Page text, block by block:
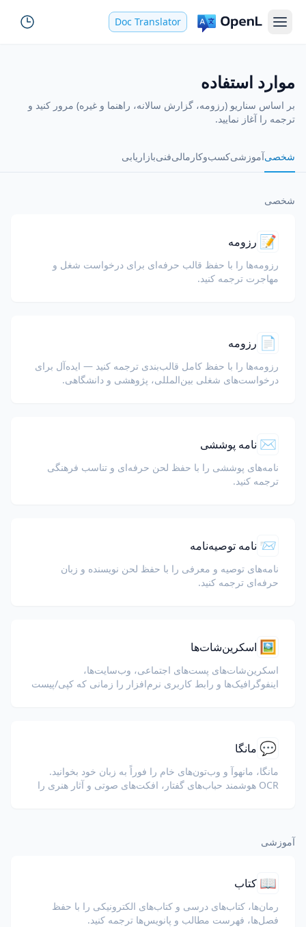
Doc Translator
موارد استفاده
بر اساس سناریو (رزومه، گزارش سالانه، راهنما و غیره) مرور کنید و
ترجمه را آغاز نمایید.
شخصیآموزشیکسب‌وکار مالیفنیبازاریابی
شخصی
📝 رزومه
رزومه‌ها را با حفظ قالب حرفه‌ای برای درخواست شغل و
مهاجرت ترجمه کنید.
📄 رزومه
رزومه‌ها را با حفظ کامل قالب‌بندی ترجمه کنید — ایده‌آل برای
درخواست‌های شغلی بین‌المللی، پژوهشی و دانشگاهی.
✉️ نامه پوششی
نامه‌های پوششی را با حفظ لحن حرفه‌ای و تناسب فرهنگی
ترجمه کنید.
📨 نامه توصیه‌نامه
نامه‌های توصیه و معرفی را با حفظ لحن نویسنده و زبان
حرفه‌ای ترجمه کنید.
🖼️ اسکرین‌شات‌ها
اسکرین‌شات‌های پست‌های اجتماعی، وب‌سایت‌ها،
اینفوگرافیک‌ها و رابط کاربری نرم‌افزار را زمانی که کپی/پیست
💬 مانگا
مانگا، مانهوآ و وب‌تون‌های خام را فوراً به زبان خود بخوانید.
OCR هوشمند حباب‌های گفتار، افکت‌های صوتی و آثار هنری را
آموزشی
📖 کتاب
رمان‌ها، کتاب‌های درسی و کتاب‌های الکترونیکی را با حفظ
فصل‌ها، فهرست مطالب و پانویس‌ها ترجمه کنید.